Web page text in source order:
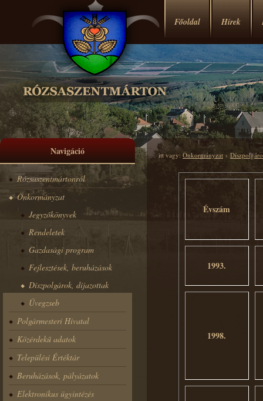
Főoldal Hírek
Navigáció
Rózsaszentmártonról
Önkormányzat
Jegyzőkönyvek
Rendeletek
Gazdasági program
Fejlesztések, beruházások
Díszpolgárok, díjazottak
Üvegzseb
Polgármesteri Hivatal
Közérdekű adatok
Települési Értéktár
Beruházások, pályázatok
Elektronikus ügyintézés
itt vagy: Önkormányzat ›
Évszám
1993.
1998.